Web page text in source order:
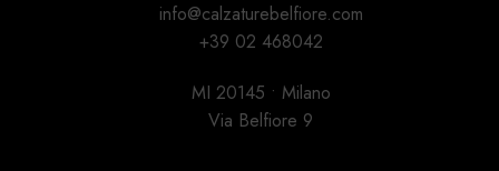
info@calzaturebelfiore.com
+39 02 468042
MI 20145 • Milano
Via Belfiore 9